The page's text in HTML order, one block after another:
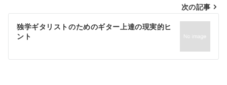
ビ
ゲ
シ
次の記事
独学ギタリストのためのギター上達の現実的ヒ
ント